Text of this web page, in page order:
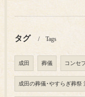
タグ Tags
成田 葬儀 コンセ
成田の葬儀･やすらぎ葬祭